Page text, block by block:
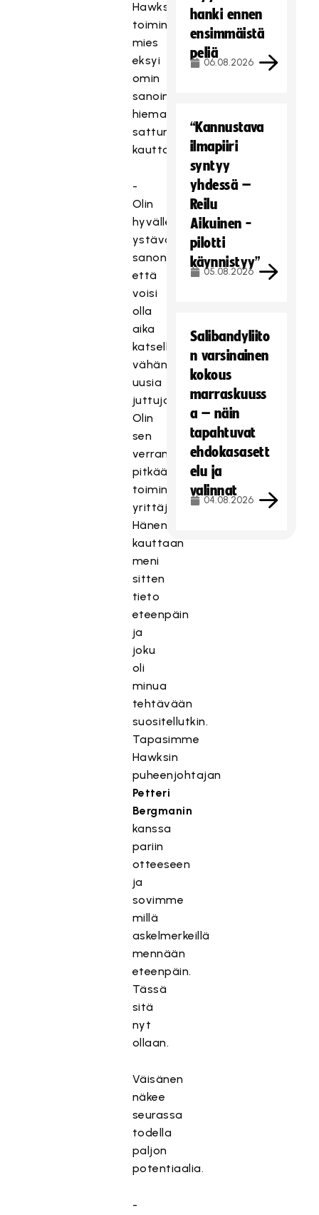
Hawksin
toiminnanjohtajaksi
mies
eksyi
omin
sanoin
hieman
sattuman
kautta.
-
Olin
hyvälle
ystävälleni
sanonut,
että
voisi
olla
aika
katsella
vähän
uusia
juttuja.
Olin
sen
verran
pitkään
toiminut
yrittäjänä.
Hänen
kauttaan
meni
sitten
tieto
eteenpäin
ja
joku
oli
minua
tehtävään
suositellutkin.
Tapasimme
Hawksin
puheenjohtajan
Petteri
Bergmanin
kanssa
pariin
otteeseen
ja
sovimme
millä
askelmerkeillä
mennään
eteenpäin.
Tässä
sitä
nyt
ollaan.
Väisänen
näkee
seurassa
todella
paljon
potentiaalia.
-
hanki ennen
ensimmäistä
peliä
06.08.2026
“Kannustava
ilmapiiri
syntyy
yhdessä –
Reilu
Aikuinen -
pilotti
käynnistyy”
05.08.2026
Salibandyliito
n varsinainen
kokous
marraskuuss
a – näin
tapahtuvat
ehdokasasett
elu ja
valinnat
04.08.2026